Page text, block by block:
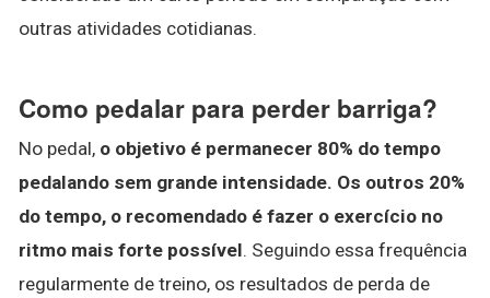
outras atividades cotidianas.
Como pedalar para perder barriga?
No pedal, o objetivo é permanecer 80% do tempo
pedalando sem grande intensidade. Os outros 20%
do tempo, o recomendado é fazer o exercício no
ritmo mais forte possível. Seguindo essa frequência
regularmente de treino, os resultados de perda de